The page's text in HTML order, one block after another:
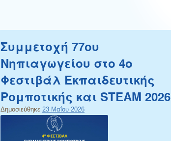
Συμμετοχή 77ου
Νηπιαγωγείου στο 4ο
Φεστιβάλ Εκπαιδευτικής
Ρομποτικής και STEAM 2026
Δημοσιεύθηκε 23 Μαΐου 2026